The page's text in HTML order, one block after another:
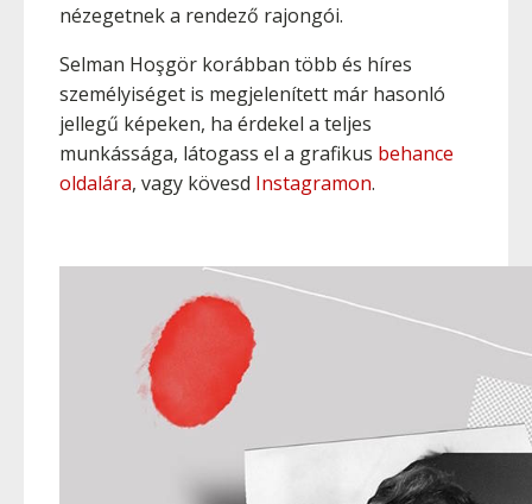
nézegetnek a rendező rajongói.
Selman Hoşgör korábban több és híres
személyiséget is megjelenített már hasonló
jellegű képeken, ha érdekel a teljes
munkássága, látogass el a grafikus behance
oldalára, vagy kövesd Instagramon.